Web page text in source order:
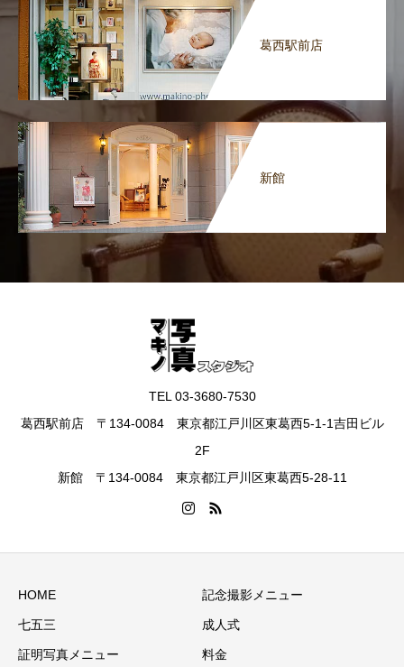
葛西駅前店
新館
TEL 03-3680-7530
葛西駅前店 〒134-0084 東京都江戸川区東葛西5-1-1吉田ビル
2F
新館 〒134-0084 東京都江戸川区東葛西5-28-11
HOME 記念撮影メニュー
七五三 成人式
証明写真メニュー 料金